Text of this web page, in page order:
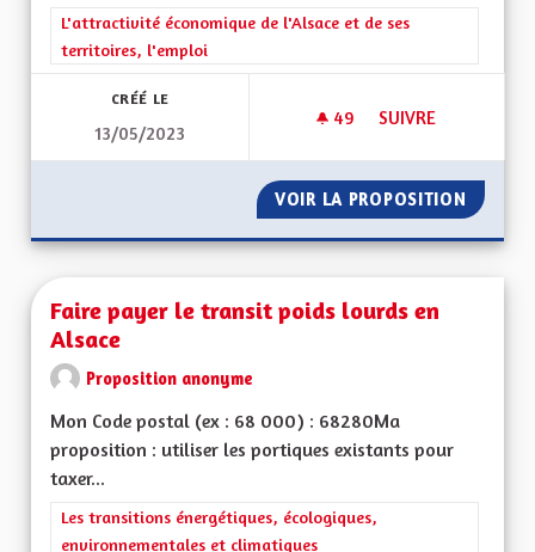
Filtrer les résultats de la catégorie : L'attractivité
L'attractivité économique de l'Alsace et de ses
territoires, l'emploi
CRÉÉ LE
13/05/2023
49 49 ABONNÉS
SUIVRE
VOIR LA PROPOSITION
Faire payer le transit poids lourds en
Alsace
Proposition anonyme
Mon Code postal (ex : 68 000) : 68280Ma
proposition : utiliser les portiques existants pour
taxer...
Filtrer les résultats de la catégorie : Les transitions
Les transitions énergétiques, écologiques,
environnementales et climatiques